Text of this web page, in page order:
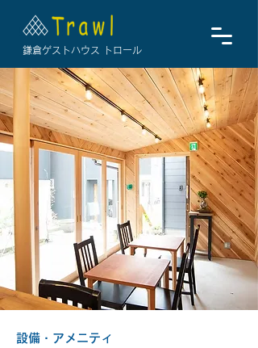
鎌倉ゲストハウス トロール
設備・アメニティ